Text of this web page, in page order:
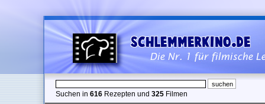
Suchen in 616 Rezepten und 325 Filmen